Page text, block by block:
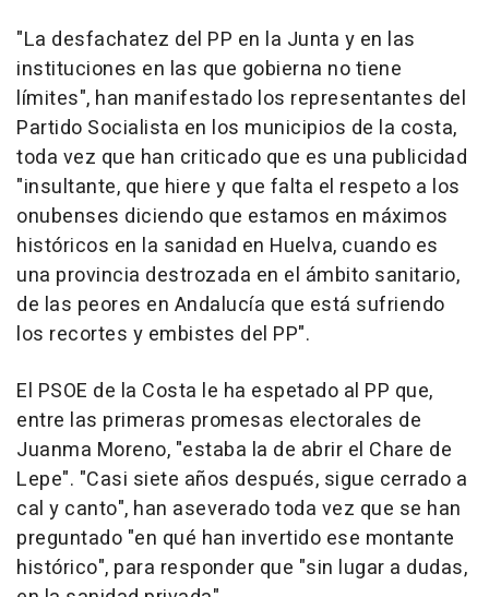
"La desfachatez del PP en la Junta y en las
instituciones en las que gobierna no tiene
límites", han manifestado los representantes del
Partido Socialista en los municipios de la costa,
toda vez que han criticado que es una publicidad
"insultante, que hiere y que falta el respeto a los
onubenses diciendo que estamos en máximos
históricos en la sanidad en Huelva, cuando es
una provincia destrozada en el ámbito sanitario,
de las peores en Andalucía que está sufriendo
los recortes y embistes del PP".
El PSOE de la Costa le ha espetado al PP que,
entre las primeras promesas electorales de
Juanma Moreno, "estaba la de abrir el Chare de
Lepe". "Casi siete años después, sigue cerrado a
cal y canto", han aseverado toda vez que se han
preguntado "en qué han invertido ese montante
histórico", para responder que "sin lugar a dudas,